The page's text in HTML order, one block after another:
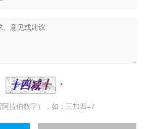
拉伯数字），如：三加四=7